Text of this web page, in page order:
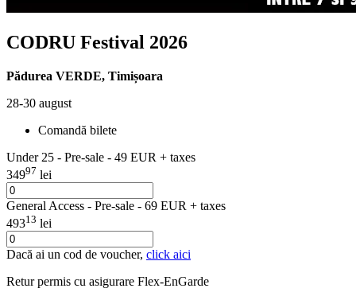
CODRU Festival 2026
Pădurea VERDE, Timișoara
28-30 august
Comandă bilete
Under 25 - Pre-sale - 49 EUR + taxes
34997 lei
General Access - Pre-sale - 69 EUR + taxes
49313 lei
Dacă ai un cod de voucher, click aici
Retur permis cu asigurare Flex-EnGarde